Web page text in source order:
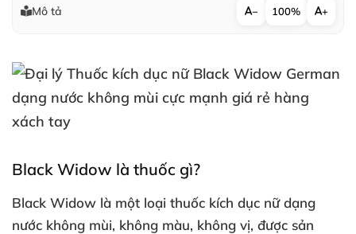
Mô tả − 100% +
Black Widow là thuốc gì?
Black Widow là một loại thuốc kích dục nữ dạng
nước không mùi, không màu, không vị, được sản